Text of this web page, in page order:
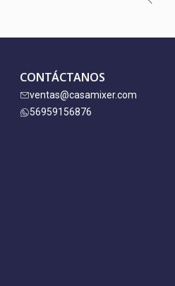
CONTÁCTANOS
ventas@casamixer.com
56959156876